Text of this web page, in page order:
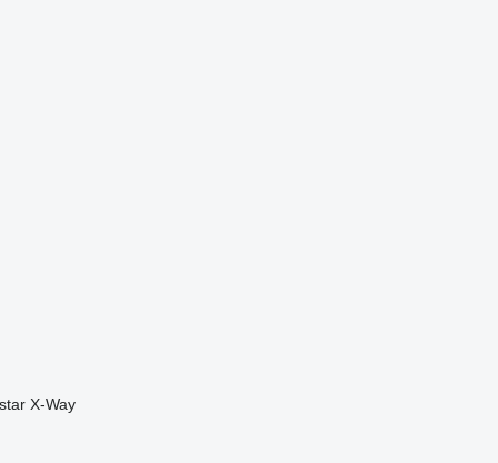
X-Way